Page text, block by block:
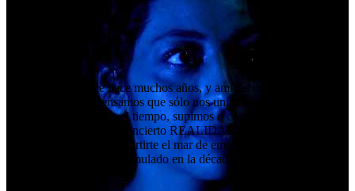
Lu & Paola
Somos cantantes de hace muchos años, y amigas desde hace 11
años, al principio pensamos que sólo nos unía la música, pero
conforme fue pasando el tiempo, supimos q compartiamos
muchisimo más! En el concierto REALIDAD te cantaremos nuestra
historia, queriendo compartirte el mar de emociones, anhelos y
recuerdos que se han acumulado en la década d ésta amistad!